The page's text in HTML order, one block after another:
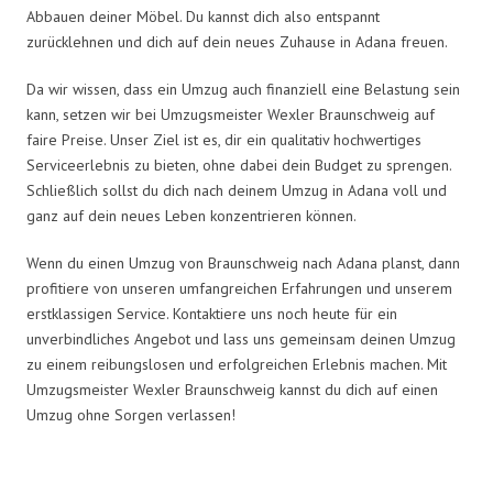
Abbauen deiner Möbel. Du kannst dich also entspannt
zurücklehnen und dich auf dein neues Zuhause in Adana freuen.
Da wir wissen, dass ein Umzug auch finanziell eine Belastung sein
kann, setzen wir bei Umzugsmeister Wexler Braunschweig auf
faire Preise. Unser Ziel ist es, dir ein qualitativ hochwertiges
Serviceerlebnis zu bieten, ohne dabei dein Budget zu sprengen.
Schließlich sollst du dich nach deinem Umzug in Adana voll und
ganz auf dein neues Leben konzentrieren können.
Wenn du einen Umzug von Braunschweig nach Adana planst, dann
profitiere von unseren umfangreichen Erfahrungen und unserem
erstklassigen Service. Kontaktiere uns noch heute für ein
unverbindliches Angebot und lass uns gemeinsam deinen Umzug
zu einem reibungslosen und erfolgreichen Erlebnis machen. Mit
Umzugsmeister Wexler Braunschweig kannst du dich auf einen
Umzug ohne Sorgen verlassen!